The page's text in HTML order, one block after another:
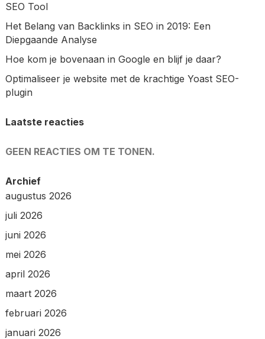
SEO Tool
Het Belang van Backlinks in SEO in 2019: Een
Diepgaande Analyse
Hoe kom je bovenaan in Google en blijf je daar?
Optimaliseer je website met de krachtige Yoast SEO-
plugin
Laatste reacties
GEEN REACTIES OM TE TONEN.
Archief
augustus 2026
juli 2026
juni 2026
mei 2026
april 2026
maart 2026
februari 2026
januari 2026